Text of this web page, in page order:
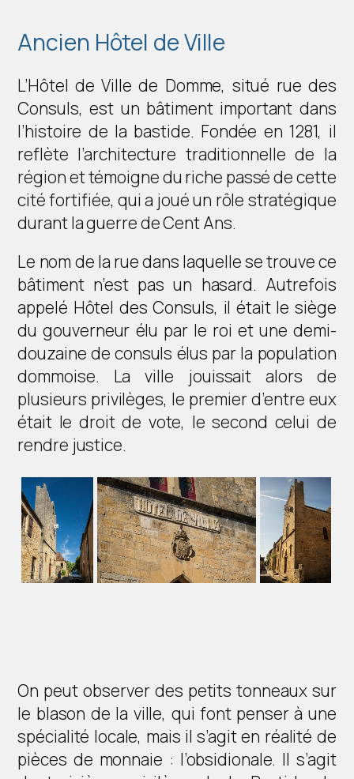
Ancien Hôtel de Ville
L’Hôtel de Ville de Domme, situé rue des
Consuls, est un bâtiment important dans
l’histoire de la bastide. Fondée en 1281, il
reflète l’architecture traditionnelle de la
région et témoigne du riche passé de cette
cité fortifiée, qui a joué un rôle stratégique
durant la guerre de Cent Ans.
Le nom de la rue dans laquelle se trouve ce
bâtiment n’est pas un hasard. Autrefois
appelé Hôtel des Consuls, il était le siège
du gouverneur élu par le roi et une demi-
douzaine de consuls élus par la population
dommoise. La ville jouissait alors de
plusieurs privilèges, le premier d’entre eux
était le droit de vote, le second celui de
rendre justice.
On peut observer des petits tonneaux sur
le blason de la ville, qui font penser à une
spécialité locale, mais il s’agit en réalité de
pièces de monnaie : l’obsidionale. Il s’agit